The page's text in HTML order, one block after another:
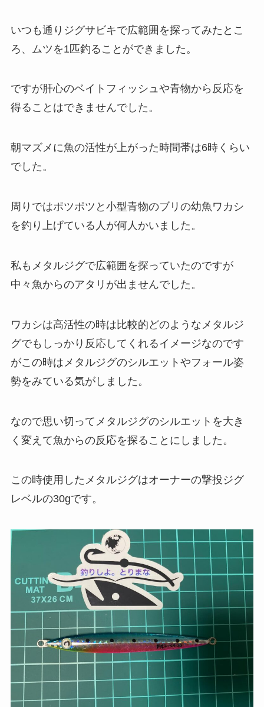
いつも通りジグサビキで広範囲を探ってみたとこ
ろ、ムツを1匹釣ることができました。
ですが肝心のベイトフィッシュや青物から反応を
得ることはできませんでした。
朝マズメに魚の活性が上がった時間帯は6時くらい
でした。
周りではポツポツと小型青物のブリの幼魚ワカシ
を釣り上げている人が何人かいました。
私もメタルジグで広範囲を探っていたのですが
中々魚からのアタリが出ませんでした。
ワカシは高活性の時は比較的どのようなメタルジ
グでもしっかり反応してくれるイメージなのです
がこの時はメタルジグのシルエットやフォール姿
勢をみている気がしました。
なので思い切ってメタルジグのシルエットを大き
く変えて魚からの反応を探ることにしました。
この時使用したメタルジグはオーナーの撃投ジグ
レベルの30gです。